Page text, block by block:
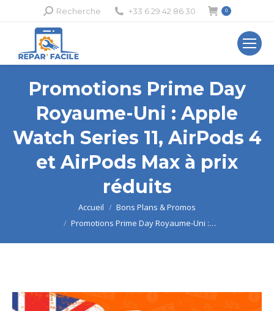
Recherche
Recherche +33 6 29 42 86 30 0
Promotions Prime Day
Royaume-Uni : Apple
Watch Series 11, AirPods 4
et AirPods Max à prix
réduits
Accueil
Bons Plans & Promos
Promotions Prime Day Royaume-Uni :…